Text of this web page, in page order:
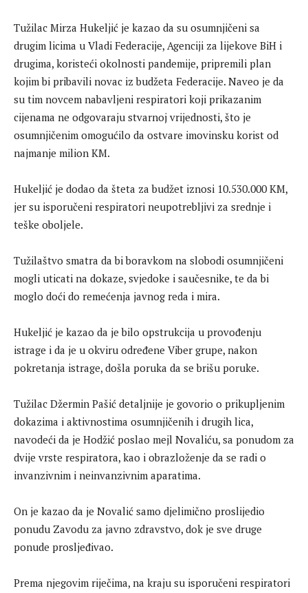
Tužilac Mirza Hukeljić je kazao da su osumnjičeni sa
drugim licima u Vladi Federacije, Agenciji za lijekove BiH i
drugima, koristeći okolnosti pandemije, pripremili plan
kojim bi pribavili novac iz budžeta Federacije. Naveo je da
su tim novcem nabavljeni respiratori koji prikazanim
cijenama ne odgovaraju stvarnoj vrijednosti, što je
osumnjičenim omogućilo da ostvare imovinsku korist od
najmanje milion KM.
Hukeljić je dodao da šteta za budžet iznosi 10.530.000 KM,
jer su isporučeni respiratori neupotrebljivi za srednje i
teške oboljele.
Tužilaštvo smatra da bi boravkom na slobodi osumnjičeni
mogli uticati na dokaze, svjedoke i saučesnike, te da bi
moglo doći do remećenja javnog reda i mira.
Hukeljić je kazao da je bilo opstrukcija u provođenju
istrage i da je u okviru određene Viber grupe, nakon
pokretanja istrage, došla poruka da se brišu poruke.
Tužilac Džermin Pašić detaljnije je govorio o prikupljenim
dokazima i aktivnostima osumnjičenih i drugih lica,
navodeći da je Hodžić poslao mejl Novaliću, sa ponudom za
dvije vrste respiratora, kao i obrazloženje da se radi o
invanzivnim i neinvanzivnim aparatima.
On je kazao da je Novalić samo djelimično proslijedio
ponudu Zavodu za javno zdravstvo, dok je sve druge
ponude prosljeđivao.
Prema njegovim riječima, na kraju su isporučeni respiratori